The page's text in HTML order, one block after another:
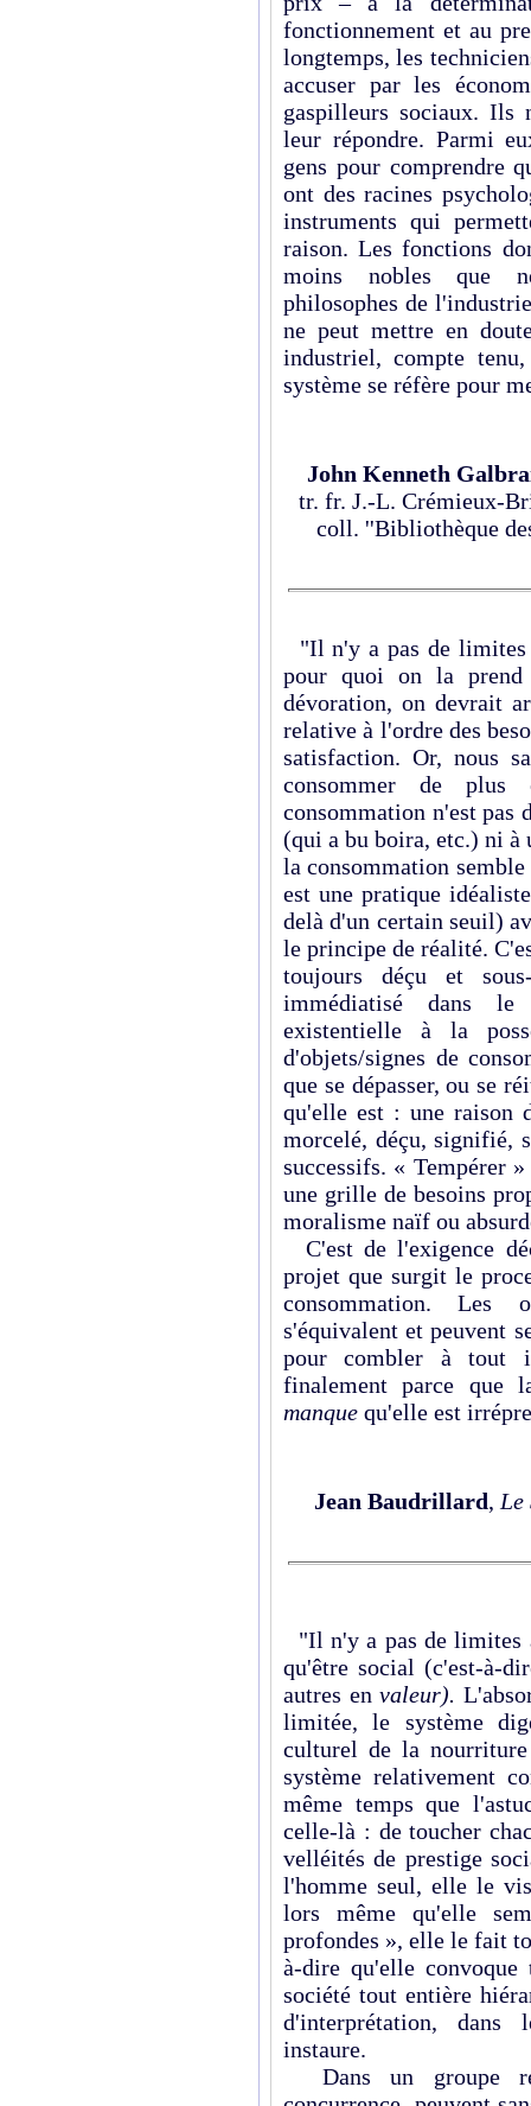
fonctionnement et au
longtemps, les
accuser par les
gaspilleurs sociaux. Ils
leur répondre. Parmi
gens pour com­prendre
ont des racines
instruments qui
raison. Les fonc­tions
moins nobles que
philosophes de
ne peut mettre en
industriel, compte
système se réfère pour
John Kenneth
tr. fr. J.-L. Crémieux-
coll. ''Bibliothèque
"Il n'y a pas de limites
pour quoi on la prend
dévoration, on devrait
relative à l'ordre des
satisfaction. Or, nous
consommer de plus
consommation n'est pas
(qui a bu boira, etc.) ni à
la consommation
est une pratique
delà d'un certain seuil)
le principe de réalité.
toujours déçu et
immédiatisé dans le
existentielle à la
d'objets/signes de
que se dépasser, ou se
qu'elle est : une raison
morcelé, déçu, signifié,
successifs. « Tempérer
une grille de besoins
moralisme naïf ou
C'est de l'exigence
projet que surgit le
consommation. Les
s'équivalent et
pour combler à tout
finalement parce que
manque qu'elle est
Jean Baudrillard, Le
"Il n'y a pas de limites
qu'être social (c'est-à-­
autres envaleur).
limitée, le système
culturel de la
sys­tème relativement
même temps que
celle-là : de toucher
velléités de prestige
l'homme seul, elle le
lors même qu'elle
profondes », elle le fait
à-dire qu'elle
société tout entière
d'inter­prétation,
instaure.
Dans un groupe